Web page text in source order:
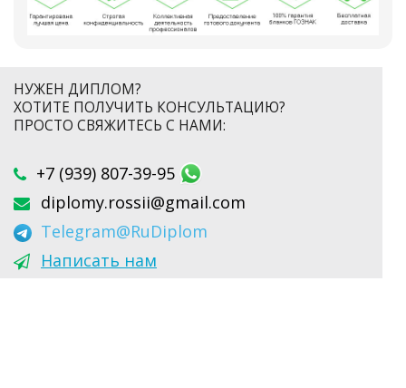
НУЖЕН ДИПЛОМ?
ХОТИТЕ ПОЛУЧИТЬ КОНСУЛЬТАЦИЮ?
ПРОСТО СВЯЖИТЕСЬ С НАМИ:
+7 (939) 807-39-95
diplomy.rossii@gmail.com
Telegram@RuDiplom
Написать нам